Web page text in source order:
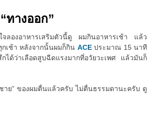
ทางออก”
จลองอาหารเสริมตัวนี้ดู ผมกินอาหารเช้า แล้ว
เช้า หลังจากนั้นผมก็กิน ACEประมาณ 15 นาที
ได้ว่าเลือดสูบฉีดแรงมากที่อวัยวะเพศ แล้วมันก็
าย” ของผมตื่นแล้วครับ ไม่ตื่นธรรมดานะครับ ดู